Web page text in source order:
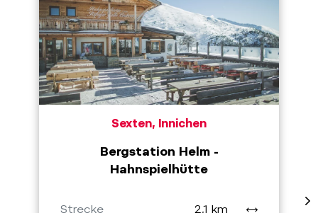
Sexten, Innichen
Bergstation Helm -
Hahnspielhütte
Strecke 2,1 km